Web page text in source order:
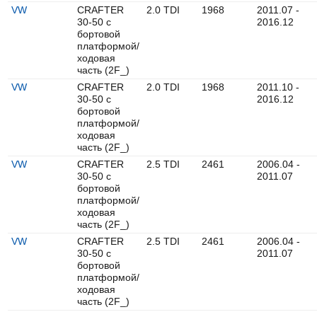
VW
CRAFTER
30-50 c
бортовой
платформой/
ходовая
часть (2F_)
2.0 TDI 1968
2011.07 -
2016.12
VW
CRAFTER
30-50 c
бортовой
платформой/
ходовая
часть (2F_)
2.0 TDI 1968
2011.10 -
2016.12
VW
CRAFTER
30-50 c
бортовой
платформой/
ходовая
часть (2F_)
2.5 TDI 2461
2006.04 -
2011.07
VW
CRAFTER
30-50 c
бортовой
платформой/
ходовая
часть (2F_)
2.5 TDI 2461
2006.04 -
2011.07